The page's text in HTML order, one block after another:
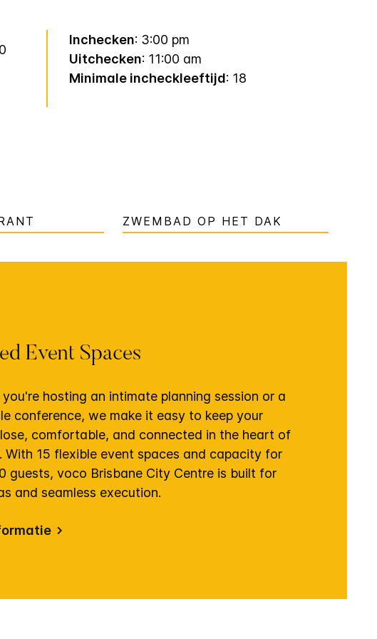
Inchecken: 3:00 pm
Uitchecken: 11:00 am
Minimale incheckleeftijd: 18
ZWEMBAD OP HET DAK
Event Spaces
hosting an intimate planning session or a
conference, we make it easy to keep your
comfortable, and connected in the heart of
With 15 flexible event spaces and capacity for
guests, voco Brisbane City Centre is built for
and seamless execution.